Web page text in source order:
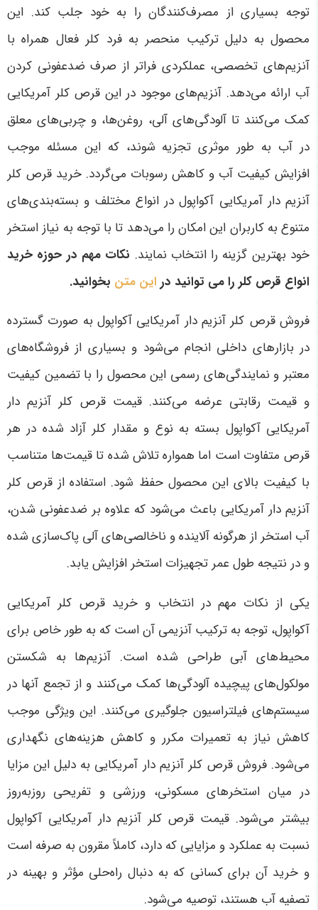
توجه بسیاری از مصرف‌کنندگان را به خود جلب کند. این
محصول به دلیل ترکیب منحصر به فرد کلر فعال همراه با
آنزیم‌های تخصصی، عملکردی فراتر از صرف ضدعفونی کردن
آب ارائه می‌دهد. آنزیم‌های موجود در این قرص کلر آمریکایی
کمک می‌کنند تا آلودگی‌های آلی، روغن‌ها، و چربی‌های معلق
در آب به طور موثری تجزیه شوند، که این مسئله موجب
افزایش کیفیت آب و کاهش رسوبات می‌گردد. خرید قرص کلر
آنزیم دار آمریکایی آکواپول در انواع مختلف و بسته‌بندی‌های
متنوع به کاربران این امکان را می‌دهد تا با توجه به نیاز استخر
خود بهترین گزینه را انتخاب نمایند. نکات مهم در حوزه خرید
انواع قرص کلر را می توانید در این متن بخوانید.
فروش قرص کلر آنزیم دار آمریکایی آکواپول به صورت گسترده
در بازارهای داخلی انجام می‌شود و بسیاری از فروشگاه‌های
معتبر و نمایندگی‌های رسمی این محصول را با تضمین کیفیت
و قیمت رقابتی عرضه می‌کنند. قیمت قرص کلر آنزیم دار
آمریکایی آکواپول بسته به نوع و مقدار کلر آزاد شده در هر
قرص متفاوت است اما همواره تلاش شده تا قیمت‌ها متناسب
با کیفیت بالای این محصول حفظ شود. استفاده از قرص کلر
آنزیم دار آمریکایی باعث می‌شود که علاوه بر ضدعفونی شدن،
آب استخر از هرگونه آلاینده و ناخالصی‌های آلی پاک‌سازی شده
و در نتیجه طول عمر تجهیزات استخر افزایش یابد.
یکی از نکات مهم در انتخاب و خرید قرص کلر آمریکایی
آکواپول، توجه به ترکیب آنزیمی آن است که به طور خاص برای
محیط‌های آبی طراحی شده است. آنزیم‌ها به شکستن
مولکول‌های پیچیده آلودگی‌ها کمک می‌کنند و از تجمع آنها در
سیستم‌های فیلتراسیون جلوگیری می‌کنند. این ویژگی موجب
کاهش نیاز به تعمیرات مکرر و کاهش هزینه‌های نگهداری
می‌شود. فروش قرص کلر آنزیم دار آمریکایی به دلیل این مزایا
در میان استخرهای مسکونی، ورزشی و تفریحی روزبه‌روز
بیشتر می‌شود. قیمت قرص کلر آنزیم دار آمریکایی آکواپول
نسبت به عملکرد و مزایایی که دارد، کاملاً مقرون به صرفه است
و خرید آن برای کسانی که به دنبال راه‌حلی مؤثر و بهینه در
تصفیه آب هستند، توصیه می‌شود.